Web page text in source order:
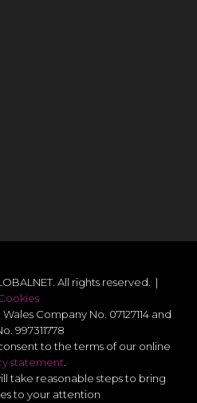
All rights reserved. |
Company No. 07127114 and
997311778
to the terms of our online
statement
take reasonable steps to bring
to your attention